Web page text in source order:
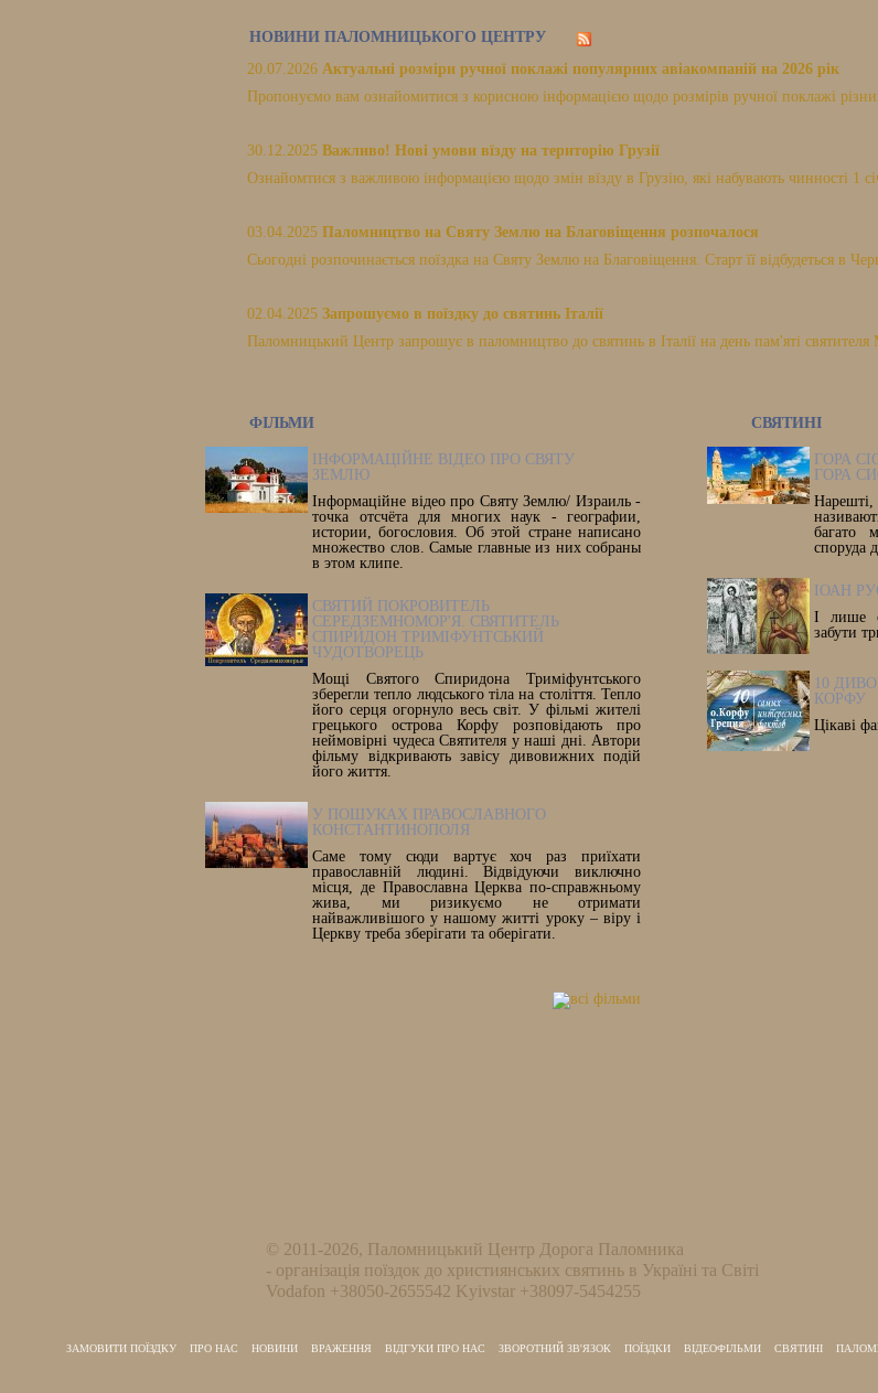
НОВИНИ ПАЛОМНИЦЬКОГО ЦЕНТРУ
20.07.2026 Актуальні розміри ручної поклажі популярних авіакомпаній на 2026 рік
Пропонуємо вам ознайомитися з корисною інформацією щодо розмірів ручної поклажі
30.12.2025 Важливо! Нові умови вїзду на територію Грузії
Ознайомтися з важливою інформацією щодо змін вїзду в Грузію, які набувають чинності 1
03.04.2025 Паломництво на Святу Землю на Благовіщення розпочалося
Сьогодні розпочинається поїздка на Святу Землю на Благовіщення. Старт її відбудеться в
02.04.2025 Запрошуємо в поїздку до святинь Італії
Паломницький Центр запрошує в паломництво до святинь в Італії на день пам'яті святителя
ФІЛЬМИ
ІНФОРМАЦІЙНЕ ВІДЕО ПРО СВЯТУ
ЗЕМЛЮ
Інформаційне відео про Святу Землю/ Израиль -
точка отсчёта для многих наук - географии,
истории, богословия. Об этой стране написано
множество слов. Самые главные из них собраны
в этом клипе.
СВЯТИЙ ПОКРОВИТЕЛЬ
СЕРЕДЗЕМНОМОР'Я. СВЯТИТЕЛЬ
СПИРИДОН ТРИМІФУНТСЬКИЙ
ЧУДОТВОРЕЦЬ
Мощі Святого Спиридона Триміфунтського
зберегли тепло людського тіла на століття. Тепло
його серця огорнуло весь світ. У фільмі жителі
грецького острова Корфу розповідають про
неймовірні чудеса Святителя у наші дні. Автори
фільму відкривають завісу дивовижних подій
його життя.
У ПОШУКАХ ПРАВОСЛАВНОГО
КОНСТАНТИНОПОЛЯ
Саме тому сюди вартує хоч раз приїхати
православній людині. Відвідуючи виключно
місця, де Православна Церква по-справжньому
жива, ми ризикуємо не отримати
найважливішого у нашому житті уроку – віру і
Церкву треба зберігати та оберігати.
СВЯТИНІ
ГОРА
ГОРА
Нарешті,
багато
споруда
ІОАН
І лише
забути
10
КОРФУ
Цікаві
© 2011-2026, Паломницький Центр Дорога Паломника
- організація поїздок до християнських святинь в Україні та Світі
Vodafon +38050-2655542 Kyivstar +38097-5454255
ЗАМОВИТИ ПОЇЗДКУ ПРО НАС НОВИНИ ВРАЖЕННЯ ВІДГУКИ ПРО НАС ЗВОРОТНИЙ ЗВ'ЯЗОК ПОЇЗДКИ ВІДЕОФІЛЬМИ СВЯТИНІ